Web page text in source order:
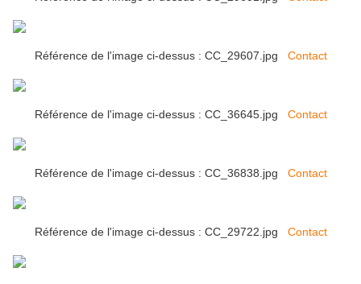
Référence de l'image ci-dessus : CC_29607.jpg Contact
Référence de l'image ci-dessus : CC_36645.jpg Contact
Référence de l'image ci-dessus : CC_36838.jpg Contact
Référence de l'image ci-dessus : CC_29722.jpg Contact